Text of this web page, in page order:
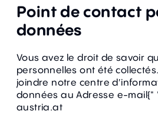
Point de contact
données
Vous avez le droit de savoir
personnelles ont été
joindre notre centre
données au Adresse e-mail{"
austria.at